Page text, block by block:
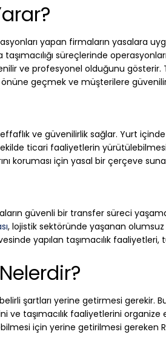
yapan firmaların yasalara
süreçlerinde
ve profesyonel olduğunu gösterir.
önüne geçmek ve müşterilere
ve güvenilirlik sağlar. Yurt
ticari faaliyetlerin
koruması için yasal bir çerçeve
güvenli bir transfer süreci
, lojistik sektöründe yaşanan
yapılan taşımacılık faaliyetleri,
şartları yerine getirmesi gerekir.
ve taşımacılık faaliyetlerini
için yerine getirilmesi gereken